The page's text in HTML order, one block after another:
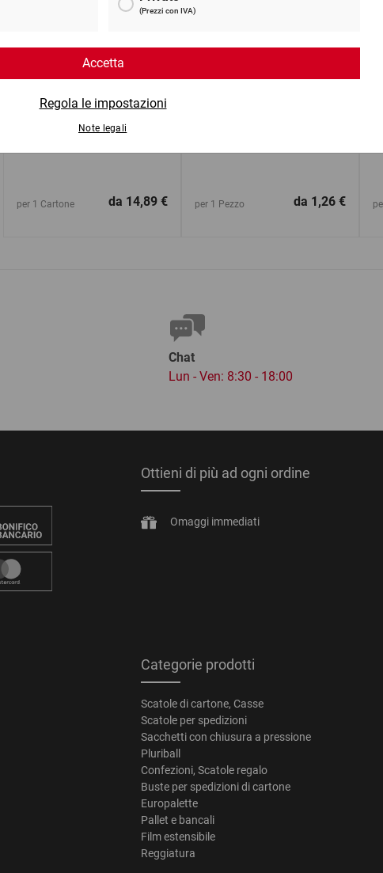
1,25 kg
per 1 Cartone da 14,89 € per 1 Pezzo da 1,26 €
Chat
Lun - Ven: 8:30 - 18:00
Ottieni di più ad ogni ordine
Omaggi immediati
Categorie prodotti
Scatole di cartone, Casse
Scatole per spedizioni
Sacchetti con chiusura a pressione
Pluriball
Confezioni, Scatole regalo
Buste per spedizioni di cartone
Europalette
Pallet e bancali
Film estensibile
Reggiatura